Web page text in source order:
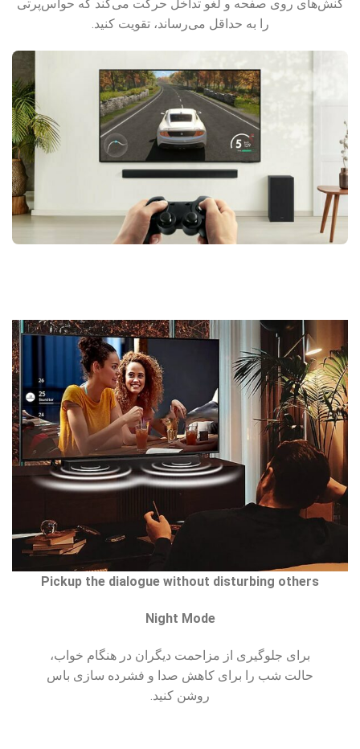
کنش‌های روی صفحه و لغو تداخل حرکت می‌کند که حواس‌پرتی
را به حداقل می‌رساند، تقویت کنید.
Pickup the dialogue without disturbing others
Night Mode
برای جلوگیری از مزاحمت دیگران در هنگام خواب،
حالت شب را برای کاهش صدا و فشرده سازی باس
روشن کنید.